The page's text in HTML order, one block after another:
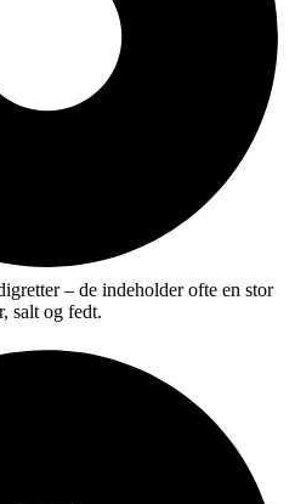
– de indeholder ofte en stor
salt og fedt.